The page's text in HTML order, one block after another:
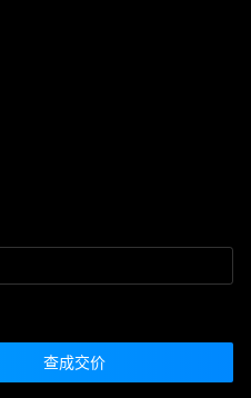
查成交价